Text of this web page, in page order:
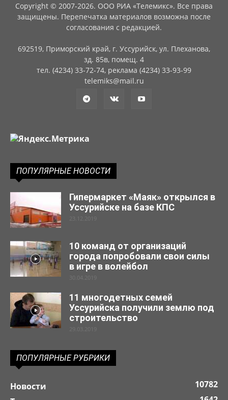
Copyright © 2007-2026. ООО РИА «Телемикс». Все права
защищены. Перепечатка материалов возможна после
согласования с редакцией.
692519, Приморский край, г. Уссурийск, ул. Плеханова,
зд. 85в, помещ. 4
тел. (4234) 33-72-74, реклама (4234) 33-93-99
telemiks@mail.ru
ПОПУЛЯРНЫЕ НОВОСТИ
Гипермаркет «Маяк» открылся в
Уссурийске на базе КПС
23.12.2019
10 команд от организаций
города попробовали свои силы
в игре в волейбол
30.04.2019
11 многодетных семей
Уссурийска получили землю под
строительство
29.03.2019
ПОПУЛЯРНЫЕ РУБРИКИ
Новости
10782